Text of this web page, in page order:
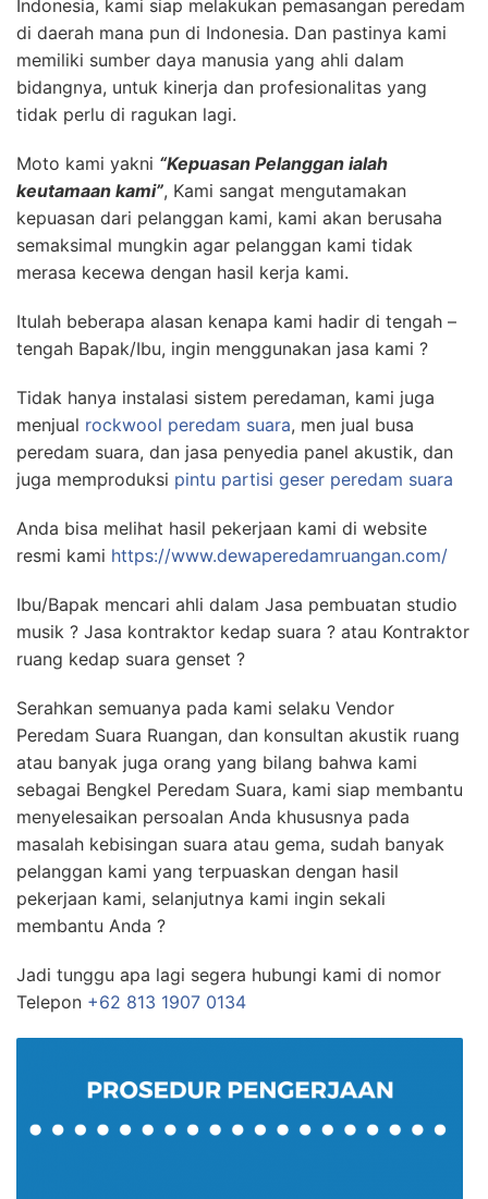
Indonesia, kami siap melakukan pemasangan peredam
di daerah mana pun di Indonesia. Dan pastinya kami
memiliki sumber daya manusia yang ahli dalam
bidangnya, untuk kinerja dan profesionalitas yang
tidak perlu di ragukan lagi.
Moto kami yakni “Kepuasan Pelanggan ialah
keutamaan kami”, Kami sangat mengutamakan
kepuasan dari pelanggan kami, kami akan berusaha
semaksimal mungkin agar pelanggan kami tidak
merasa kecewa dengan hasil kerja kami.
Itulah beberapa alasan kenapa kami hadir di tengah –
tengah Bapak/Ibu, ingin menggunakan jasa kami ?
Tidak hanya instalasi sistem peredaman, kami juga
menjual rockwool peredam suara, men jual busa
peredam suara, dan jasa penyedia panel akustik, dan
juga memproduksi pintu partisi geser peredam suara
Anda bisa melihat hasil pekerjaan kami di website
resmi kami https://www.dewaperedamruangan.com/
Ibu/Bapak mencari ahli dalam Jasa pembuatan studio
musik ? Jasa kontraktor kedap suara ? atau Kontraktor
ruang kedap suara genset ?
Serahkan semuanya pada kami selaku Vendor
Peredam Suara Ruangan, dan konsultan akustik ruang
atau banyak juga orang yang bilang bahwa kami
sebagai Bengkel Peredam Suara, kami siap membantu
menyelesaikan persoalan Anda khususnya pada
masalah kebisingan suara atau gema, sudah banyak
pelanggan kami yang terpuaskan dengan hasil
pekerjaan kami, selanjutnya kami ingin sekali
membantu Anda ?
Jadi tunggu apa lagi segera hubungi kami di nomor
Telepon +62 813 1907 0134